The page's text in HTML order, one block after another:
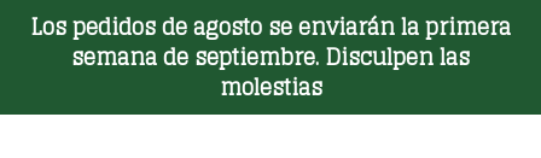
Los pedidos de agosto se enviarán la primera
semana de septiembre. Disculpen las
molestias
Toggle Menu